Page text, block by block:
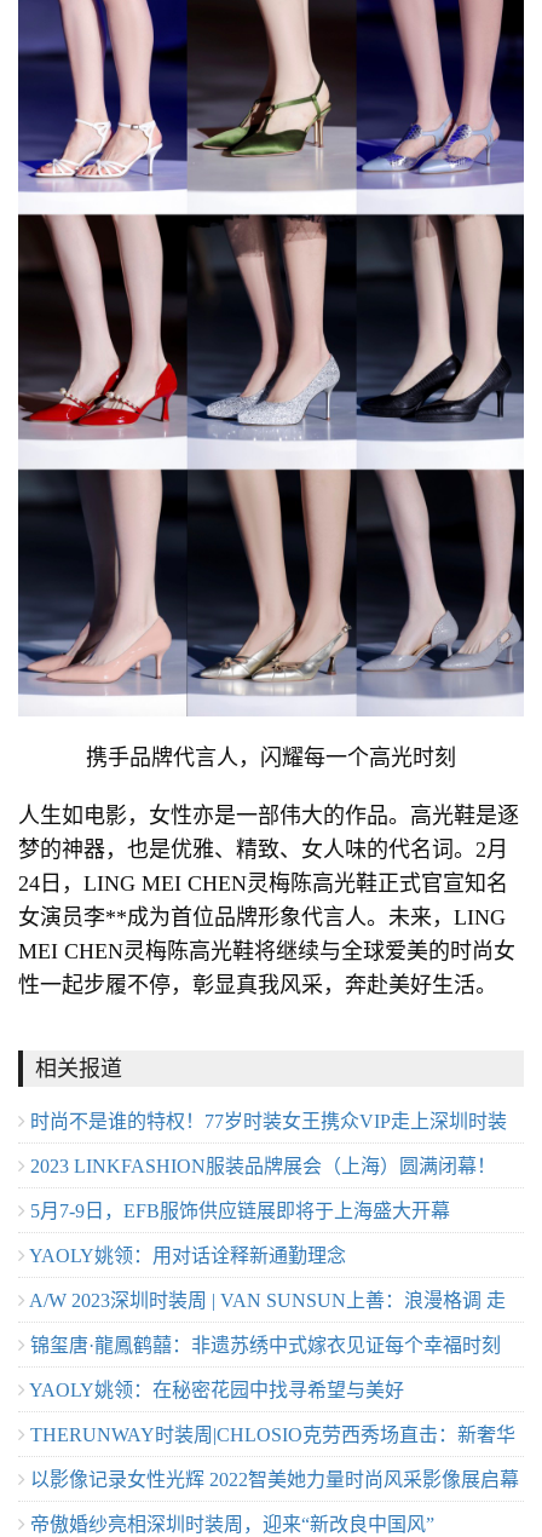
携手品牌代言人，闪耀每一个高光时刻
人生如电影，女性亦是一部伟大的作品。高光鞋是逐
梦的神器，也是优雅、精致、女人味的代名词。2月
24日，LING MEI CHEN灵梅陈高光鞋正式官宣知名
女演员李**成为首位品牌形象代言人。未来，LING
MEI CHEN灵梅陈高光鞋将继续与全球爱美的时尚女
性一起步履不停，彰显真我风采，奔赴美好生活。
相关报道
时尚不是谁的特权！77岁时装女王携众VIP走上深圳时装
周2023 LINKFASHION服装品牌展会（上海）圆满闭幕！
5月7-9日，EFB服饰供应链展即将于上海盛大开幕
YAOLY姚领：用对话诠释新通勤理念
A/W 2023深圳时装周 | VAN SUNSUN上善：浪漫格调 走
进仙系冬日
锦玺唐·龍鳳鹤囍：非遗苏绣中式嫁衣见证每个幸福时刻
YAOLY姚领：在秘密花园中找寻希望与美好
THERUNWAY时装周|CHLOSIO克劳西秀场直击：新奢华
主义风格的极致表达
以影像记录女性光辉 2022智美她力量时尚风采影像展启幕
帝傲婚纱亮相深圳时装周，迎来“新改良中国风”